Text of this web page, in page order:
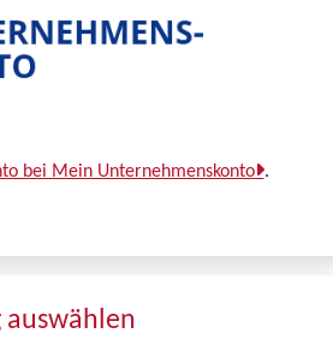
bei Mein Unternehmenskonto .
auswählen